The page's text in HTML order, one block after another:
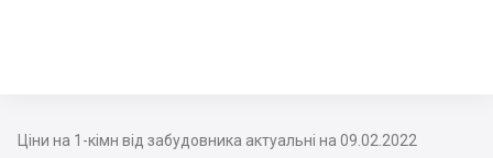
Ціни на 1-кімн від забудовника актуальні на 09.02.2022